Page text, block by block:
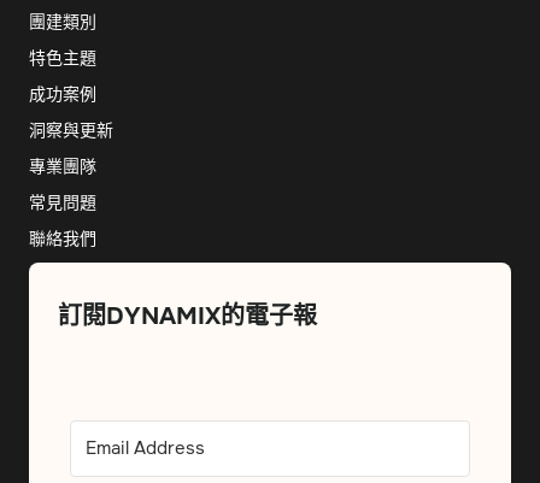
團建類別
特色主題
成功案例
洞察與更新
專業團隊
常見問題
聯絡我們
訂閱DYNAMIX的電子報